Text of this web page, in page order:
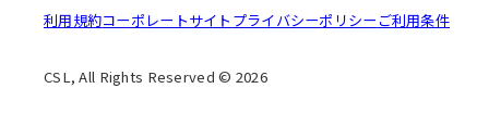
利用規約コーポレートサイト プライバシーポリシー ご利用条件
CSL, All Rights Reserved © 2026